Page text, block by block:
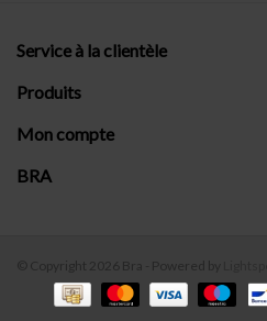
Service à la clientèle
Produits
Mon compte
BRA
© Copyright 2026 Bra - Powered by